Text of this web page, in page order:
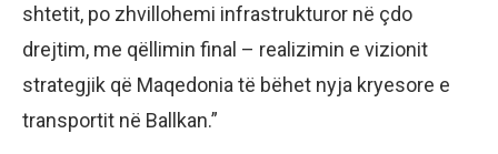
shtetit, po zhvillohemi infrastrukturor në çdo
drejtim, me qëllimin final – realizimin e vizionit
strategjik që Maqedonia të bëhet nyja kryesore e
transportit në Ballkan.”